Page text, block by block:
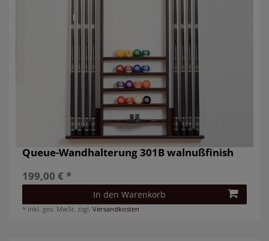
Queue-Wandhalterung 301B walnußfinish
199,00 € *
In den Warenkorb
* inkl. ges. MwSt. zzgl.Versandkosten